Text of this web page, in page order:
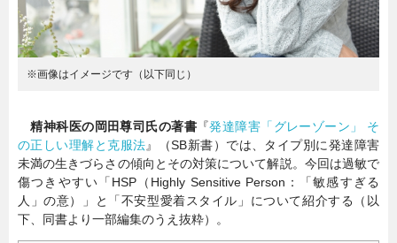
※画像はイメージです（以下同じ）
精神科医の岡田尊司氏の著書 『発達障害「グレーゾーン」 そ
の正しい理解と克服法』（SB新書）では、タイプ別に発達障害
未満の生きづらさの傾向とその対策について解説。今回は過敏で
傷つきやすい「HSP（Highly Sensitive Person：「敏感すぎる
人」の意）」と「不安型愛着スタイル」について紹介する（以
下、同書より一部編集のうえ抜粋）。